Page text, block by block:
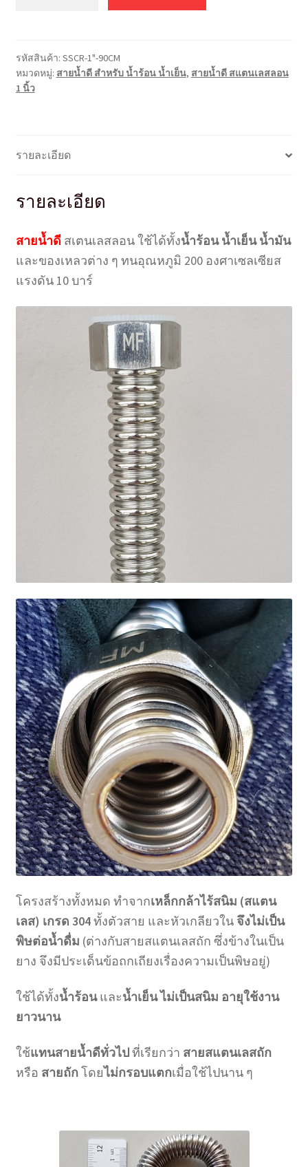
น้ำ
เย็น
ส
1"
ซม.
นิ้ว)
ชิ้น
รหัสสินค้า: SSCR-1"-90CM
หมวดหมู่: สายน้ำดี สำหรับ น้ำร้อน น้ำเย็น, สายน้ำดี สแตนเลสลอน
1 นิ้ว
รายละเอียด
รายละเอียด
สายน้ำดีสเตนเลสลอน ใช้ได้ทั้งน้ำร้อน น้ำเย็น น้ำมัน
และของเหลวต่าง ๆ ทนอุณหภูมิ 200 องศาเซลเซียส
แรงดัน 10 บาร์
โครงสร้างทั้งหมด ทำจากเหล็กกล้าไร้สนิม (สแตน
เลส) เกรด 304ทั้งตัวสาย และหัวเกลียวใน จึงไม่เป็น
พิษต่อน้ำดื่ม (ต่างกับสายสแตนเลสถัก ซึ่งข้างในเป็น
ยาง จึงมีประเด็นข้อถกเถียงเรื่องความเป็นพิษอยู่)
ใช้ได้ทั้งน้ำร้อนและน้ำเย็น ไม่เป็นสนิม อายุใช้งาน
ยาวนาน
ใช้แทนสายน้ำดีทั่วไปที่เรียกว่า สายสแตนเลสถัก
หรือ สายถักโดยไม่กรอบแตกเมื่อใช้ไปนาน ๆ